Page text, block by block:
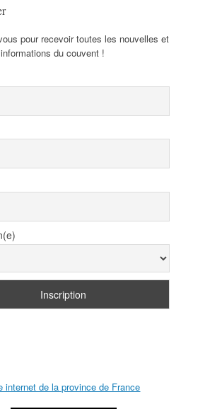
pour recevoir toutes les nouvelles et
du couvent !
internet de la province de France